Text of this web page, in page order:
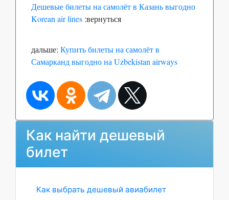
Дешевые билеты на самолёт в Казань выгодно
Korean air lines :вернуться
дальше: Купить билеты на самолёт в
Самарканд выгодно на Uzbekistan airways
Как найти дешевый
билет
Как выбрать дешевый авиабилет